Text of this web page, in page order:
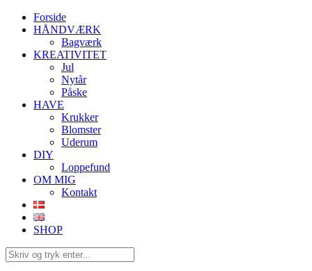
Forside
HÅNDVÆRK
Bagværk
KREATIVITET
Jul
Nytår
Påske
HAVE
Krukker
Blomster
Uderum
DIY
Loppefund
OM MIG
Kontakt
SHOP